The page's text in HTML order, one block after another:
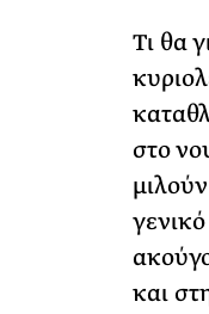
Τι θα
στο
και